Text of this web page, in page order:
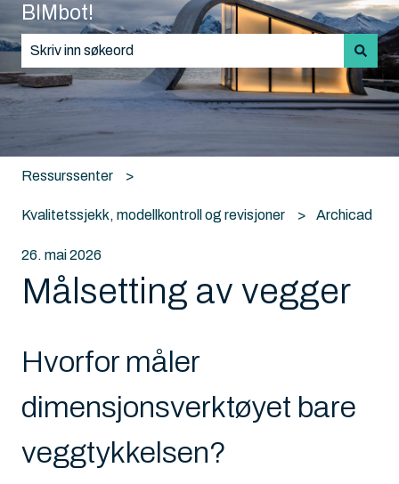
BIMbot!
Det finnes ingen forslag fordi søkefeltet er tomt.
Ressurssenter
Kvalitetssjekk, modellkontroll og revisjoner Archicad
26. mai 2026
Målsetting av vegger
Hvorfor måler
dimensjonsverktøyet bare
veggtykkelsen?